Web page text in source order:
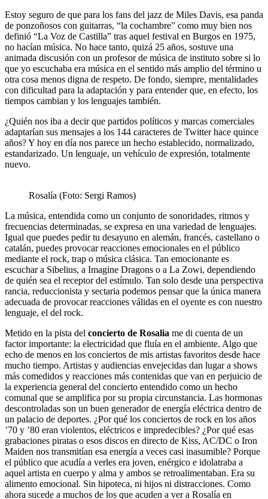
Estoy seguro de que para los fans del jazz de Miles Davis, esa panda
de ponzoñosos con guitarras, “la cochambre” como muy bien nos
definió “La Voz de Castilla” tras aquel festival en Burgos en 1975,
no hacían música. No hace tanto, quizá 25 años, sostuve una
animada discusión con un profesor de música de instituto sobre si lo
que yo escuchaba era música en el sentido más amplio del término u
otra cosa menos digna de respeto. De fondo, siempre, mentalidades
con dificultad para la adaptación y para entender que, en efecto, los
tiempos cambian y los lenguajes también.
¿Quién nos iba a decir que partidos políticos y marcas comerciales
adaptarían sus mensajes a los 144 caracteres de Twitter hace quince
años? Y hoy en día nos parece un hecho establecido, normalizado,
estandarizado. Un lenguaje, un vehículo de expresión, totalmente
nuevo.
Rosalía (Foto: Sergi Ramos)
La música, entendida como un conjunto de sonoridades, ritmos y
frecuencias determinadas, se expresa en una variedad de lenguajes.
Igual que puedes pedir tu desayuno en alemán, francés, castellano o
catalán, puedes provocar reacciones emocionales en el público
mediante el rock, trap o música clásica. Tan emocionante es
escuchar a Sibelius, a Imagine Dragons o a La Zowi, dependiendo
de quién sea el receptor del estímulo. Tan solo desde una perspectiva
rancia, reduccionista y sectaria podemos pensar que la única manera
adecuada de provocar reacciones válidas en el oyente es con nuestro
lenguaje, el del rock.
Metido en la pista del concierto de Rosalia me di cuenta de un
factor importante: la electricidad que fluía en el ambiente. Algo que
echo de menos en los conciertos de mis artistas favoritos desde hace
mucho tiempo. Artistas y audiencias envejecidas dan lugar a shows
más comedidos y reacciones más contenidas que van en perjuicio de
la experiencia general del concierto entendido como un hecho
comunal que se amplifica por su propia circunstancia. Las hormonas
descontroladas son un buen generador de energía eléctrica dentro de
un palacio de deportes. ¿Por qué los conciertos de rock en los años
’70 y ’80 eran violentos, eléctricos e impredecibles? ¿Por qué esas
grabaciones piratas o esos discos en directo de Kiss, AC/DC o Iron
Maiden nos transmitían esa energía a veces casi inasumible? Porque
el público que acudía a verles era joven, enérgico e idolatraba a
aquel artista en cuerpo y alma y ambos se retroalimentaban. Era su
alimento emocional. Sin hipoteca, ni hijos ni distracciones. Como
ahora sucede a muchos de los que acuden a ver a Rosalía en